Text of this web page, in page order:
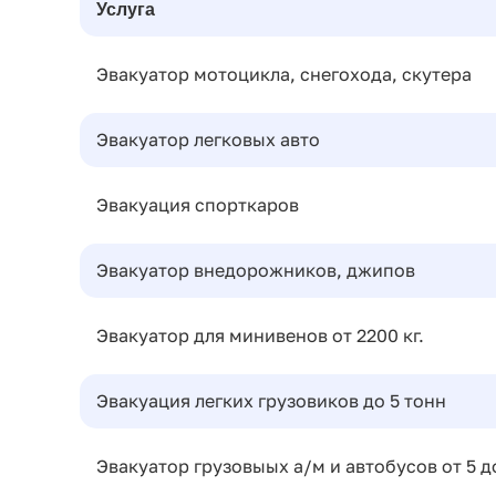
Услуга
Эвакуатор мотоцикла, снегохода, скутера
Эвакуатор легковых авто
Эвакуация спорткаров
Эвакуатор внедорожников, джипов
Эвакуатор для минивенов от 2200 кг.
Эвакуация легких грузовиков до 5 тонн
Эвакуатор грузовыых а/м и автобусов от 5